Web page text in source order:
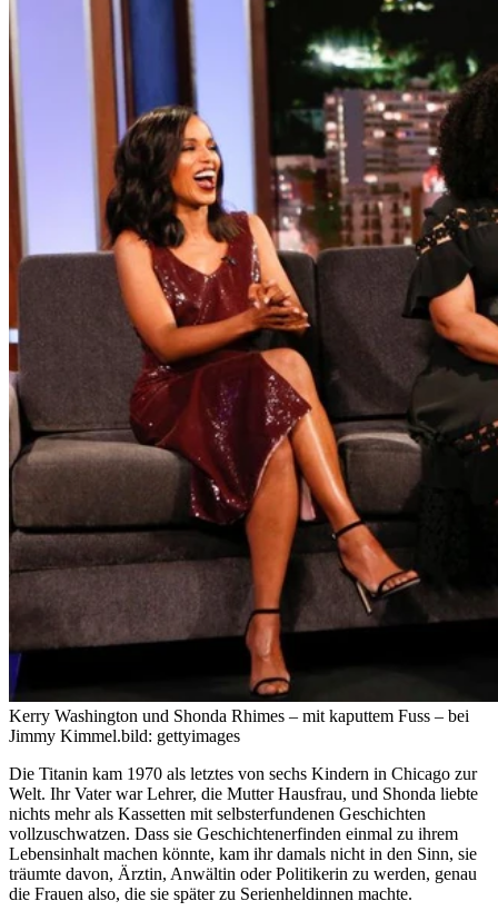
Kerry Washington und Shonda Rhimes – mit kaputtem Fuss – bei
Jimmy Kimmel.bild: gettyimages
Die Titanin kam 1970 als letztes von sechs Kindern in Chicago zur
Welt. Ihr Vater war Lehrer, die Mutter Hausfrau, und Shonda liebte
nichts mehr als Kassetten mit selbsterfundenen Geschichten
vollzuschwatzen. Dass sie Geschichtenerfinden einmal zu ihrem
Lebensinhalt machen könnte, kam ihr damals nicht in den Sinn, sie
träumte davon, Ärztin, Anwältin oder Politikerin zu werden, genau
die Frauen also, die sie später zu Serienheldinnen machte.